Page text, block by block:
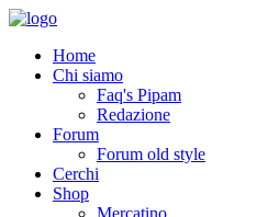
Home
Chi siamo
Faq's Pipam
Redazione
Forum
Forum old style
Cerchi
Shop
Mercatino